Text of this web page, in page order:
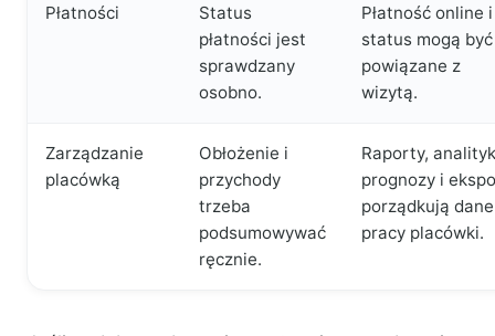
Płatności
Status
płatności jest
sprawdzany
osobno.
Płatność online
status mogą być
powiązane z
wizytą.
Zarządzanie
placówką
Obłożenie i
przychody
trzeba
podsumowywać
ręcznie.
Raporty,
prognozy i
porządkują
pracy placówki.